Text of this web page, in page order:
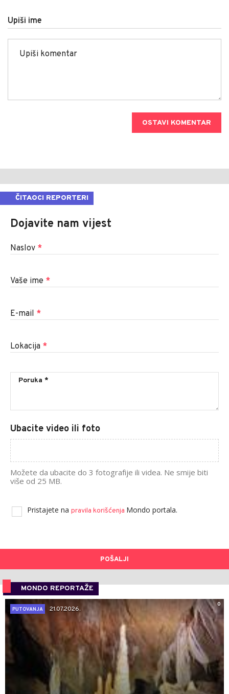
Upiši ime
OSTAVI KOMENTAR
ČITAOCI REPORTERI
Dojavite nam vijest
Naslov *
Vaše ime *
E-mail *
Lokacija *
Ubacite video ili foto
Možete da ubacite do 3 fotografije ili videa. Ne smije biti
više od 25 MB.
Pristajete na pravila korišćenja Mondo portala.
POŠALJI
MONDO REPORTAŽE
0
PUTOVANJA
21.07.2026.